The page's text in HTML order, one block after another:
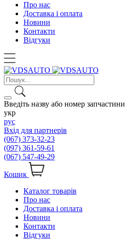
Про нас
Доставка і оплата
Новини
Контакти
Відгуки
Введіть назву або номер запчастини
укр
рус
Вхід для партнерів
(067) 373-32-23
(097) 361-59-61
(067) 547-49-29
Кошик
Каталог товарів
Про нас
Доставка і оплата
Новини
Контакти
Відгуки